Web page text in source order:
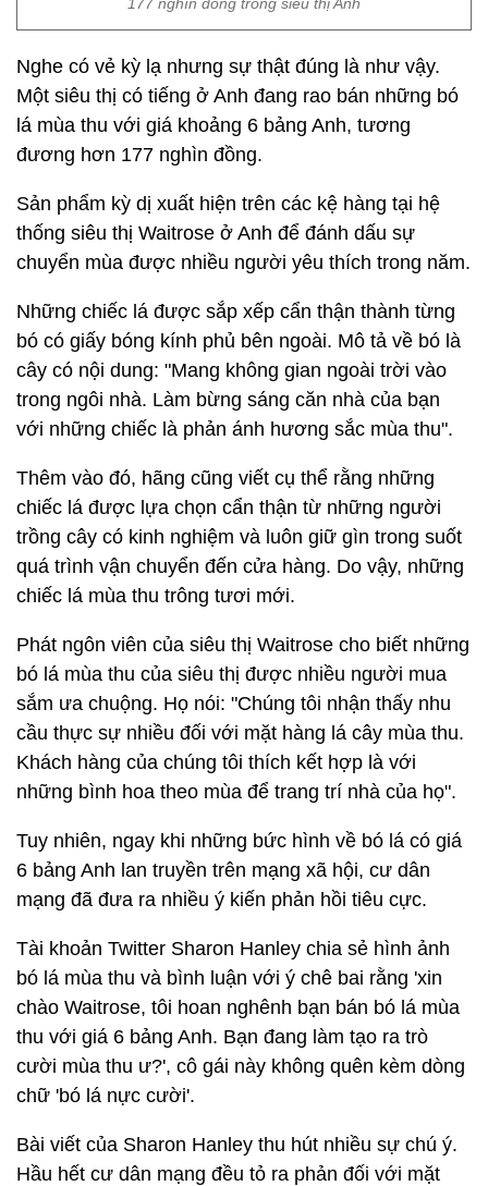
Nghe có vẻ kỳ lạ nhưng sự thật đúng là như vậy.
Một siêu thị có tiếng ở Anh đang rao bán những bó
lá mùa thu với giá khoảng 6 bảng Anh, tương
đương hơn 177 nghìn đồng.
Sản phẩm kỳ dị xuất hiện trên các kệ hàng tại hệ
thống siêu thị Waitrose ở Anh để đánh dấu sự
chuyển mùa được nhiều người yêu thích trong năm.
Những chiếc lá được sắp xếp cẩn thận thành từng
bó có giấy bóng kính phủ bên ngoài. Mô tả về bó là
cây có nội dung: "Mang không gian ngoài trời vào
trong ngôi nhà. Làm bừng sáng căn nhà của bạn
với những chiếc là phản ánh hương sắc mùa thu".
Thêm vào đó, hãng cũng viết cụ thể rằng những
chiếc lá được lựa chọn cẩn thận từ những người
trồng cây có kinh nghiệm và luôn giữ gìn trong suốt
quá trình vận chuyển đến cửa hàng. Do vậy, những
chiếc lá mùa thu trông tươi mới.
Phát ngôn viên của siêu thị Waitrose cho biết những
bó lá mùa thu của siêu thị được nhiều người mua
sắm ưa chuộng. Họ nói: "Chúng tôi nhận thấy nhu
cầu thực sự nhiều đối với mặt hàng lá cây mùa thu.
Khách hàng của chúng tôi thích kết hợp là với
những bình hoa theo mùa để trang trí nhà của họ".
Tuy nhiên, ngay khi những bức hình về bó lá có giá
6 bảng Anh lan truyền trên mạng xã hội, cư dân
mạng đã đưa ra nhiều ý kiến phản hồi tiêu cực.
Tài khoản Twitter Sharon Hanley chia sẻ hình ảnh
bó lá mùa thu và bình luận với ý chê bai rằng 'xin
chào Waitrose, tôi hoan nghênh bạn bán bó lá mùa
thu với giá 6 bảng Anh. Bạn đang làm tạo ra trò
cười mùa thu ư?', cô gái này không quên kèm dòng
chữ 'bó lá nực cười'.
Bài viết của Sharon Hanley thu hút nhiều sự chú ý.
Hầu hết cư dân mạng đều tỏ ra phản đối với mặt